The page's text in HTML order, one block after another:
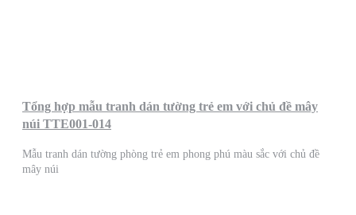
Tổng hợp mẫu tranh dán tường trẻ em với chủ đề mây
núi TTE001-014
Mẫu tranh dán tường phòng trẻ em phong phú màu sắc với chủ đề
mây núi